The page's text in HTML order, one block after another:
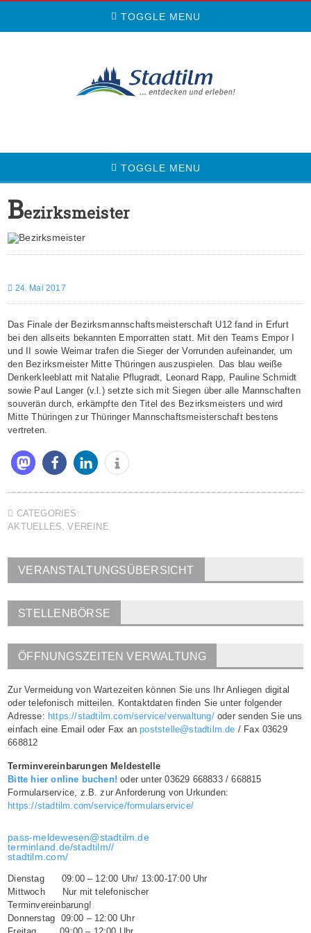
TOGGLE MENU
TOGGLE MENU
Bezirksmeister
24. Mai 2017
Das Finale der Bezirksmannschaftsmeisterschaft U12 fand in Erfurt
bei den allseits bekannten Emporratten statt. Mit den Teams Empor I
und II sowie Weimar trafen die Sieger der Vorrunden aufeinander, um
den Bezirksmeister Mitte Thüringen auszuspielen. Das blau weiße
Denkerkleeblatt mit Natalie Pflugradt, Leonard Rapp, Pauline Schmidt
sowie Paul Langer (v.l.) setzte sich mit Siegen über alle Mannschaften
souverän durch, erkämpfte den Titel des Bezirksmeisters und wird
Mitte Thüringen zur Thüringer Mannschaftsmeisterschaft bestens
vertreten.
CATEGORIES:
AKTUELLES,VEREINE
VERANSTALTUNGSÜBERSICHT
STELLENBÖRSE
ÖFFNUNGSZEITEN VERWALTUNG
Zur Vermeidung von Wartezeiten können Sie uns Ihr Anliegen digital
oder telefonisch mitteilen. Kontaktdaten finden Sie unter folgender
Adresse: https://stadtilm.com/service/verwaltung/oder senden Sie uns
einfach eine Email oder Fax anpoststelle@stadtilm.de / Fax 03629
668812
Terminvereinbarungen Meldestelle
Bitte hier online buchen! oder unter 03629 668833 / 668815
Formularservice, z.B. zur Anforderung von Urkunden:
https://stadtilm.com/service/formularservice/
pass-meldewesen@stadtilm.de
terminland.de/stadtilm//
stadtilm.com/
Dienstag 09:00 – 12:00 Uhr/ 13:00-17:00 Uhr
Mittwoch Nur mit telefonischer
Terminvereinbarung!
Donnerstag 09:00 – 12:00 Uhr